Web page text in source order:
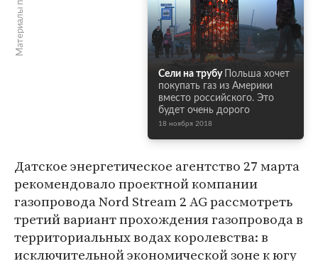
Сели на трубу
Польша хочет
покупать газ из Америки
вместо российского. Это
будет очень дорого
18 ноября 2018
Датское энергетическое агентство 27 марта
рекомендовало проектной компании
газопровода Nord Stream 2 AG рассмотреть
третий вариант прохождения газопровода в
территориальных водах королевства: в
исключительной экономической зоне к югу